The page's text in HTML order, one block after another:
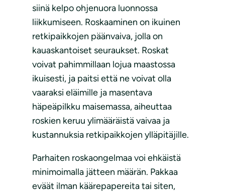
siinä kelpo ohjenuora luonnossa
liikkumiseen. Roskaaminen on ikuinen
retkipaikkojen päänvaiva, jolla on
kauaskantoiset seuraukset. Roskat
voivat pahimmillaan lojua maastossa
ikuisesti, ja paitsi että ne voivat olla
vaaraksi eläimille ja masentava
häpeäpilkku maisemassa, aiheuttaa
roskien keruu ylimääräistä vaivaa ja
kustannuksia retkipaikkojen ylläpitäjille.
Parhaiten roskaongelmaa voi ehkäistä
minimoimalla jätteen määrän. Pakkaa
eväät ilman käärepapereita tai siten,